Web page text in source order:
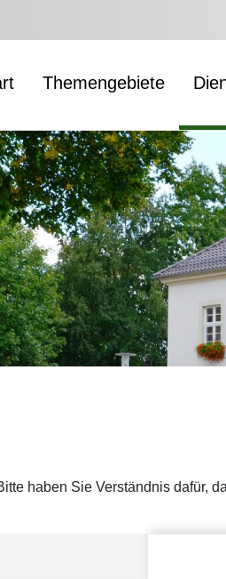
Themengebiete
haben Sie Verständnis dafür,